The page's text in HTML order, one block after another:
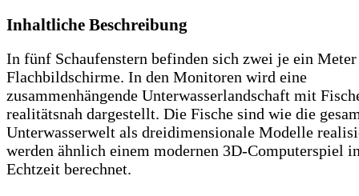
Inhaltliche Beschreibung
In fünf Schaufenstern befinden sich zwei je ein
Flachbildschirme. In den Monitoren wird eine
zusammenhängende Unterwasserlandschaft mit
realitätsnah dargestellt. Die Fische sind wie die
Unterwasserwelt als dreidimensionale Modelle
werden ähnlich einem modernen 3D-Computerspiel
Echtzeit berechnet.